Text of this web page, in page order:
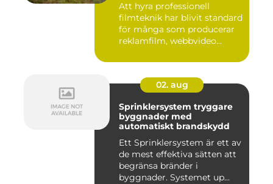
Att hyra professionell
filmteknik har blivit standard
för många som producerar
reklamfilm, webbvideo...
02. aug
Sprinklersystem tryggare
byggnader med
automatiskt brandskydd
Ett Sprinklersystem är ett av
de mest effektiva sätten att
begränsa bränder i
byggnader. Systemet up...